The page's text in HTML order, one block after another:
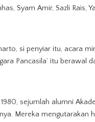
Syam Amir, Sazli Rais,
si penyiar itu, acara
Pancasila’ itu berawal
sejumlah alumni
Mereka mengutarakan